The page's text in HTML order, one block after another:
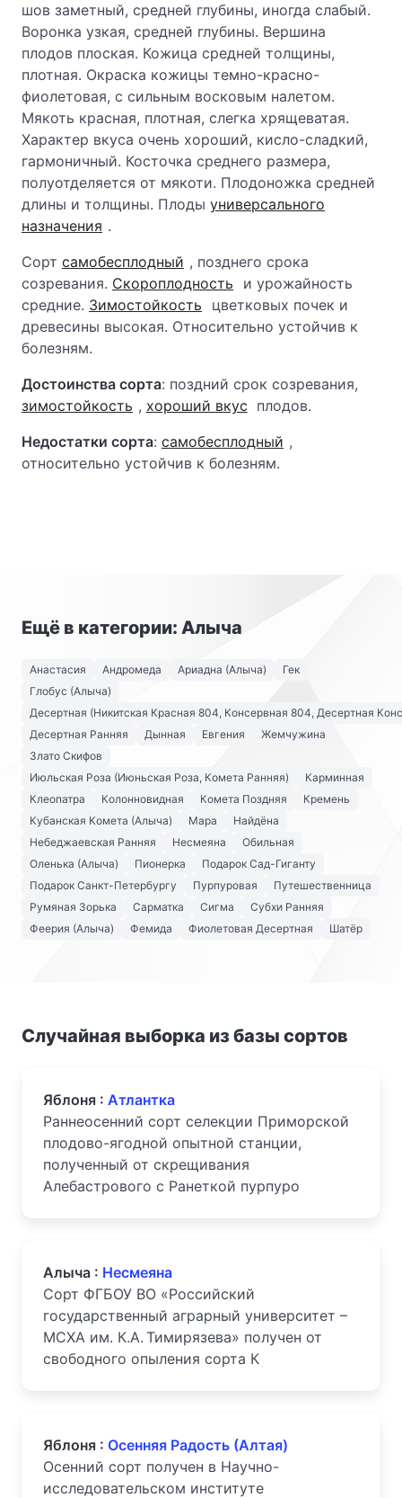
шов заметный, средней глубины, иногда слабый.
Воронка узкая, средней глубины. Вершина
плодов плоская. Кожица средней толщины,
плотная. Окраска кожицы темно-красно-
фиолетовая, с сильным восковым налетом.
Мякоть красная, плотная, слегка хрящеватая.
Характер вкуса очень хороший, кисло-сладкий,
гармоничный. Косточка среднего размера,
полуотделяется от мякоти. Плодоножка средней
длины и толщины. Плоды универсального
назначения .
Сорт самобесплодный , позднего срока
созревания. Скороплодность
и урожайность
средние. Зимостойкость
цветковых почек и
древесины высокая. Относительно устойчив к
болезням.
Достоинства сорта: поздний срок созревания,
зимостойкость , хороший вкус плодов.
Недостатки сорта: самобесплодный ,
относительно устойчив к болезням.
Ещё в категории: Алыча
Анастасия Андромеда Ариадна (Алыча)
Гек
Глобус (Алыча)
Десертная (Никитская Красная 804, Консервная 804, Десертная
Десертная Ранняя
Дынная Евгения
Жемчужина
Злато Скифов
Июльская Роза (Июньская Роза, Комета Ранняя)
Карминная
Клеопатра
Колонновидная Комета Поздняя
Кремень
Кубанская Комета (Алыча)
Мара
Найдёна
Небеджаевская Ранняя
Несмеяна
Обильная
Оленька (Алыча)
Пионерка
Подарок Сад-Гиганту
Подарок Санкт-Петербургу
Пурпуровая
Путешественница
Румяная Зорька
Сарматка Сигма
Субхи Ранняя
Феерия (Алыча)
Фемида Фиолетовая Десертная Шатёр
Случайная выборка из базы сортов
Яблоня : Атлантка
Раннеосенний сорт селекции Приморской
плодово-ягодной опытной станции,
полученный от скрещивания
Алебастрового с Ранеткой пурпуро
Алыча : Несмеяна
Сорт ФГБОУ ВО «Российский
государственный аграрный университет –
МСХА им. К.А. Тимирязева» получен от
свободного опыления сорта К
Яблоня : Осенняя Радость (Алтая)
Осенний сорт получен в Научно-
исследовательском институте